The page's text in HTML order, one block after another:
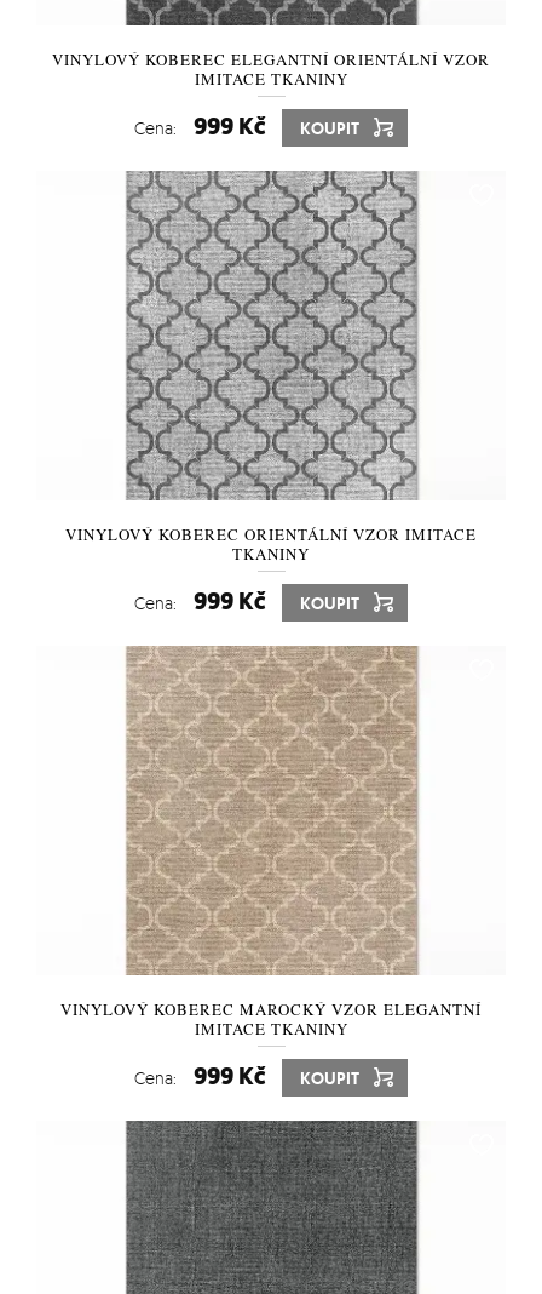
VINYLOVÝ KOBEREC ELEGANTNÍ ORIENTÁLNÍ VZOR
IMITACE TKANINY
Cena: 999 Kč KOUPIT
VINYLOVÝ KOBEREC ORIENTÁLNÍ VZOR IMITACE
TKANINY
Cena: 999 Kč KOUPIT
VINYLOVÝ KOBEREC MAROCKÝ VZOR ELEGANTNÍ
IMITACE TKANINY
Cena: 999 Kč KOUPIT